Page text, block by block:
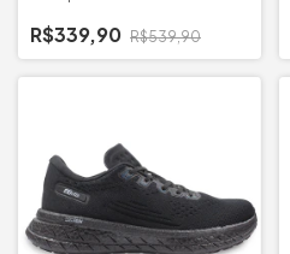
R$339,90 R$539,90